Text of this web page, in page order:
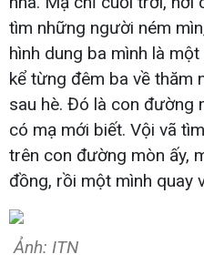
tìm những người ném
hình dung ba mình là
kể từng đêm ba về thăm
sau hè. Đó là con đường
có mạ mới biết. Vội vã
trên con đường mòn ấy,
đồng, rồi một mình quay
Ảnh: ITN